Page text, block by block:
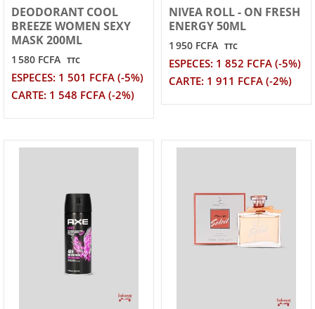
DEODORANT COOL
BREEZE WOMEN SEXY
MASK 200ML
1 580 FCFA TTC
ESPECES: 1 501 FCFA (-5%)
CARTE: 1 548 FCFA (-2%)
NIVEA ROLL - ON FRESH
ENERGY 50ML
1 950 FCFA TTC
ESPECES: 1 852 FCFA (-5%)
CARTE: 1 911 FCFA (-2%)